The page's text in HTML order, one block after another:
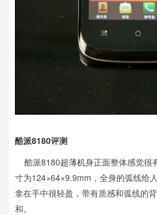
酷派8180评测
酷派8180超薄机身正面整体感觉很
寸为124×64×9.9mm，全身的弧线给
拿在手中很轻盈，带有质感和弧线的
和。